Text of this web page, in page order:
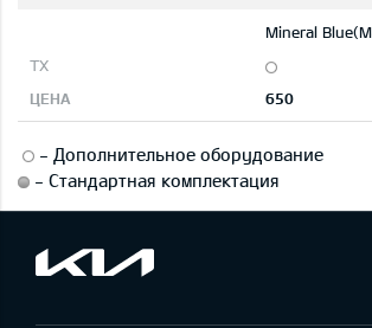
Mineral
650
- Дополнительное оборудование
- Стандартная комплектация